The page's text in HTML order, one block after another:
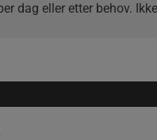
dag eller etter behov.